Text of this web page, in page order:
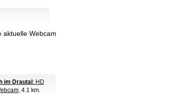
aktuelle Webcam
im Drautal : HD
, 4.1 km.